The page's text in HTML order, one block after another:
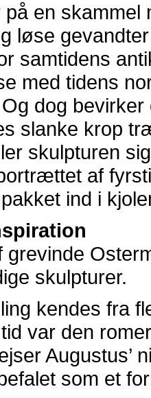
en
løse
samtidens
med tidens
dog
slanke krop
skulpturen
af
ind i
skulpturer.
kendes fra
var den
Augustus’
som et